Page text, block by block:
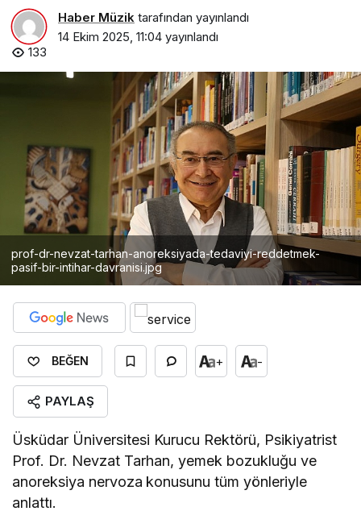
Haber Müzik tarafından yayınlandı
14 Ekim 2025, 11:04 yayınlandı
133
prof-dr-nevzat-tarhan-anoreksiyada-tedaviyi-reddetmek-
pasif-bir-intihar-davranisi.jpg
BEĞEN + -
PAYLAŞ
Üsküdar Üniversitesi Kurucu Rektörü, Psikiyatrist
Prof. Dr. Nevzat Tarhan, yemek bozukluğu ve
anoreksiya nervoza konusunu tüm yönleriyle
anlattı.